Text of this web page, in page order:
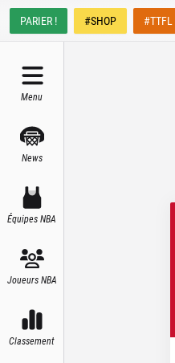
PARIER ! #SHOP #TTFL
Menu
News
Équipes NBA
Joueurs NBA
Classement